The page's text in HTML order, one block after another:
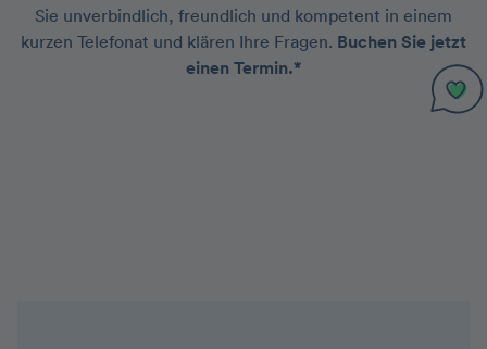
Sie unverbindlich, freundlich und kompetent in einem
kurzen Telefonat und klären Ihre Fragen. Buchen Sie jetzt
einen Termin.*